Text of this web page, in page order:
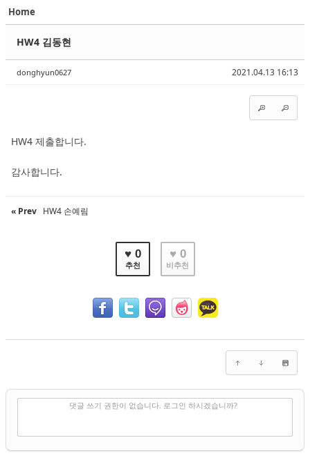
Home
2021.04.13 16:13
HW4 김동현
donghyun0627
HW4 제출합니다.
감사합니다.
« Prev HW4 손예림
♥ 0
추천
♥ 0
비추천
댓글 쓰기 권한이 없습니다. 로그인 하시겠습니까?
Sketchbook5, 스케치북5
Sketchbook5, 스케치북5
Sketchbook5, 스케치북5
Sketchbook5, 스케치북5